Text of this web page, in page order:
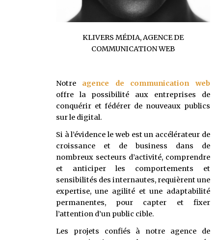
KLIVERS MÉDIA, AGENCE DE
COMMUNICATION WEB
Notre agence de communication web
offre la possibilité aux entreprises de
conquérir et fédérer de nouveaux publics
sur le digital.
Si à l’évidence le web est un accélérateur de
croissance et de business dans de
nombreux secteurs d’activité, comprendre
et anticiper les comportements et
sensibilités des internautes, requièrent une
expertise, une agilité et une adaptabilité
permanentes, pour capter et fixer
l’attention d’un public cible.
Les projets confiés à notre agence de